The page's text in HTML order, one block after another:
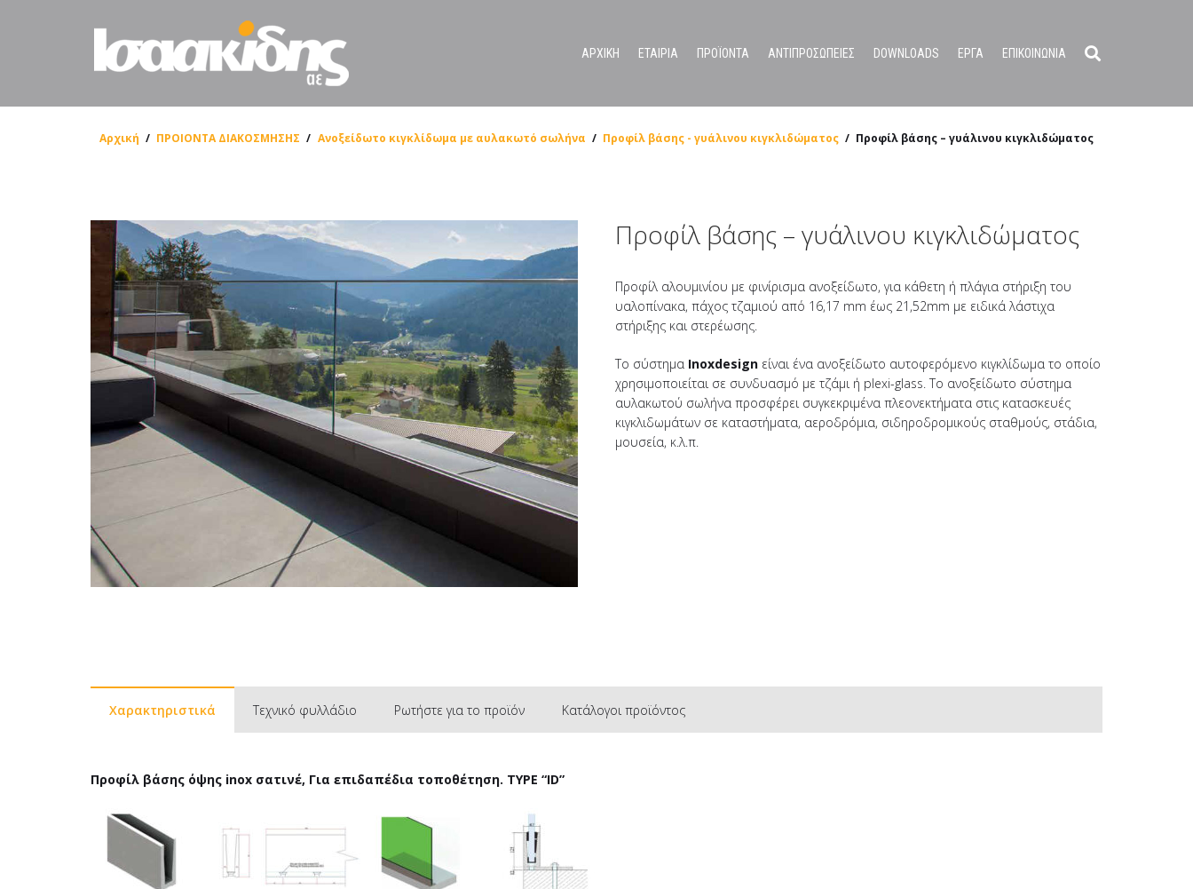
ΑΡΧΙΚΗ ΕΤΑΙΡΙΑ ΠΡΟΪΟΝΤΑ ΑΝΤΙΠΡΟΣΩΠΕΙΕΣ DOWNLOADS ΕΡΓΑ ΕΠΙΚΟΙΝΩΝΙΑ
Αρχική / ΠΡΟΙΟΝΤΑ ΔΙΑΚΟΣΜΗΣΗΣ / Ανοξείδωτο κιγκλίδωμα με αυλακωτό σωλήνα / Προφίλ βάσης - γυάλινου κιγκλιδώματος / Προφίλ βάσης – γυάλινου κιγκλιδώματος
Προφίλ βάσης – γυάλινου κιγκλιδώματος
Προφίλ αλουμινίου με φινίρισμα ανοξείδωτο, για κάθετη ή πλάγια στήριξη του
υαλοπίνακα, πάχος τζαμιού από 16,17 mm έως 21,52mm με ειδικά λάστιχα
στήριξης και στερέωσης.
Το σύστημα Inoxdesign είναι ένα ανοξείδωτο αυτοφερόμενο κιγκλίδωμα το οποίο
χρησιμοποιείται σε συνδυασμό με τζάμι ή plexi-glass. Το ανοξείδωτο σύστημα
αυλακωτού σωλήνα προσφέρει συγκεκριμένα πλεονεκτήματα στις κατασκευές
κιγκλιδωμάτων σε καταστήματα, αεροδρόμια, σιδηροδρομικούς σταθμούς, στάδια,
μουσεία, κ.λ.π.
Χαρακτηριστικά Τεχνικό φυλλάδιο Ρωτήστε για το προϊόν Κατάλογοι προϊόντος
Προφίλ βάσης όψης inox σατινέ, Για επιδαπέδια τοποθέτηση. TYPE “ID”